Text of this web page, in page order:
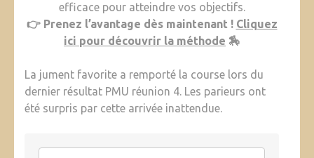
efficace pour atteindre vos objectifs.
👉 Prenez l’avantage dès maintenant ! Cliquez
ici pour découvrir la méthode 🏇
La jument favorite a remporté la course lors du
dernier résultat PMU réunion 4. Les parieurs ont
été surpris par cette arrivée inattendue.